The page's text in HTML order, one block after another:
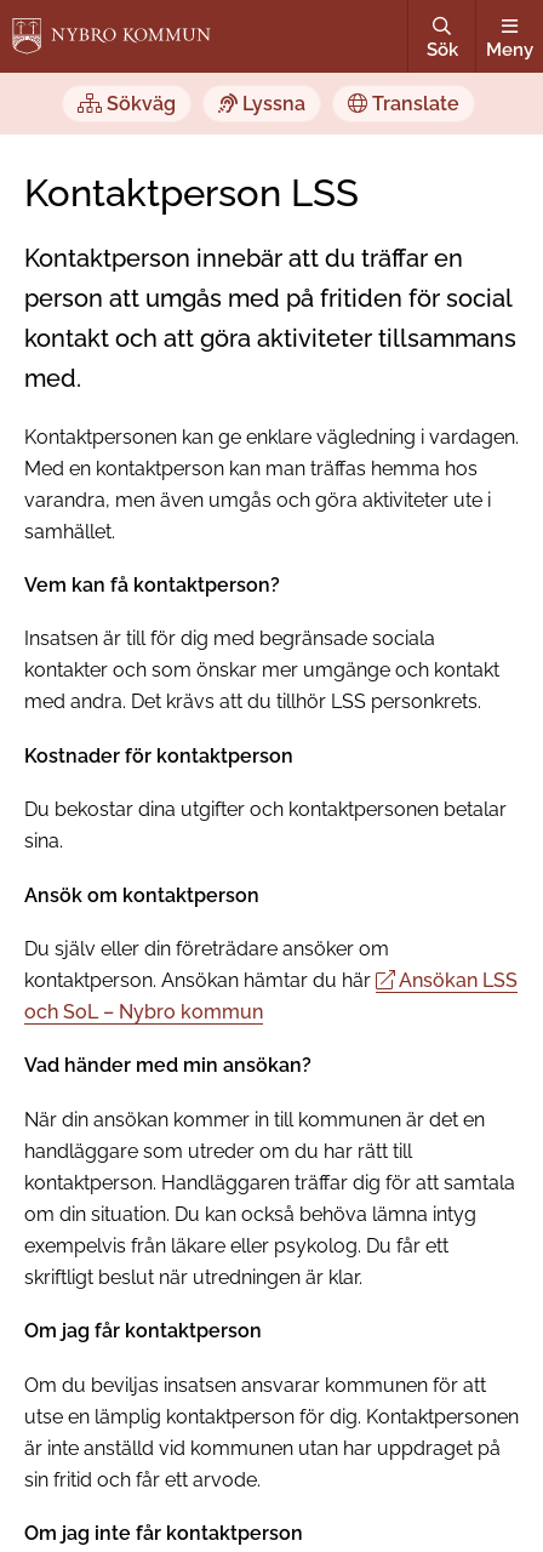
Sök Meny
Sökväg Lyssna Translate
Kontaktperson LSS
Kontaktperson innebär att du träffar en
person att umgås med på fritiden för social
kontakt och att göra aktiviteter tillsammans
med.
Kontaktpersonen kan ge enklare vägledning i vardagen.
Med en kontaktperson kan man träffas hemma hos
varandra, men även umgås och göra aktiviteter ute i
samhället.
Vem kan få kontaktperson?
Insatsen är till för dig med begränsade sociala
kontakter och som önskar mer umgänge och kontakt
med andra. Det krävs att du tillhör LSS personkrets.
Kostnader för kontaktperson
Du bekostar dina utgifter och kontaktpersonen betalar
sina.
Ansök om kontaktperson
Du själv eller din företrädare ansöker om
kontaktperson. Ansökan hämtar du här
Ansökan LSS
och SoL – Nybro kommun
Vad händer med min ansökan?
När din ansökan kommer in till kommunen är det en
handläggare som utreder om du har rätt till
kontaktperson. Handläggaren träffar dig för att samtala
om din situation. Du kan också behöva lämna intyg
exempelvis från läkare eller psykolog. Du får ett
skriftligt beslut när utredningen är klar.
Om jag får kontaktperson
Om du beviljas insatsen ansvarar kommunen för att
utse en lämplig kontaktperson för dig. Kontaktpersonen
är inte anställd vid kommunen utan har uppdraget på
sin fritid och får ett arvode.
Om jag inte får kontaktperson